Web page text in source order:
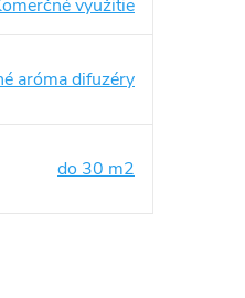
využitie
aróma difuzéry
do 30 m2